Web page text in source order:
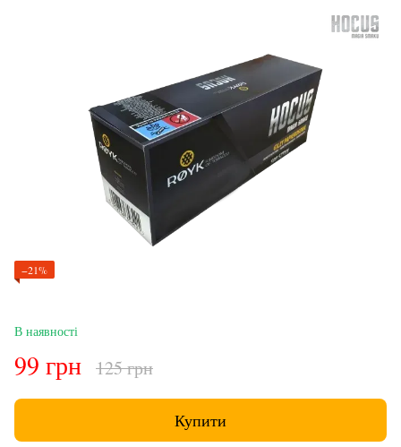
−21%
В наявності
99 грн 125 грн
Купити